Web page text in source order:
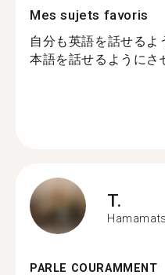
Mes sujets favoris
自分も英語を話せるよ
本語を話せるようにさ
T.
PARLE COURAMMENT